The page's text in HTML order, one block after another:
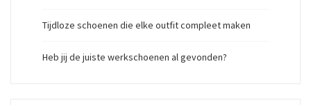
Tijdloze schoenen die elke outfit compleet maken
Heb jij de juiste werkschoenen al gevonden?